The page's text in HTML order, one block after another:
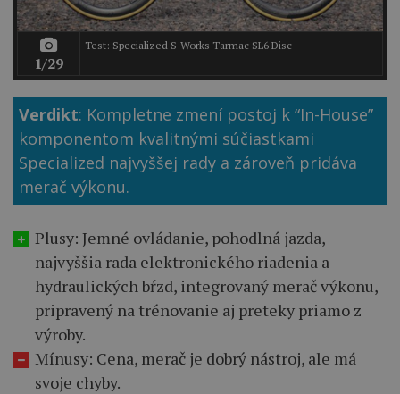
1/29
Test: Specialized S-Works Tarmac SL6 Disc
Verdikt: Kompletne zmení postoj k “In-House”
komponentom kvalitnými súčiastkami
Specialized najvyššej rady a zároveň pridáva
merač výkonu.
Plusy: Jemné ovládanie, pohodlná jazda,
najvyššia rada elektronického riadenia a
hydraulických bŕzd, integrovaný merač výkonu,
pripravený na trénovanie aj preteky priamo z
výroby.
Mínusy: Cena, merač je dobrý nástroj, ale má
svoje chyby.